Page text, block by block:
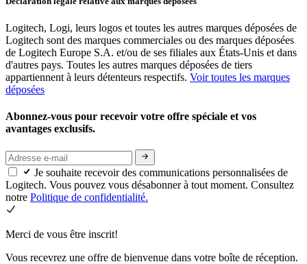
Logitech, Logi, leurs logos et toutes les autres marques déposées de
Logitech sont des marques commerciales ou des marques déposées
de Logitech Europe S.A. et/ou de ses filiales aux États-Unis et dans
d'autres pays. Toutes les autres marques déposées de tiers
appartiennent à leurs détenteurs respectifs. Voir toutes les marques
déposées
Abonnez-vous pour recevoir votre offre spéciale et vos
avantages exclusifs.
Je souhaite recevoir des communications personnalisées de
Logitech. Vous pouvez vous désabonner à tout moment. Consultez
notre Politique de confidentialité.
Merci de vous être inscrit!
Vous recevrez une offre de bienvenue dans votre boîte de réception.